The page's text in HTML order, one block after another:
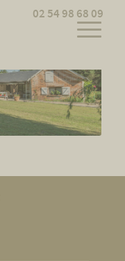
02 54 98 68 09